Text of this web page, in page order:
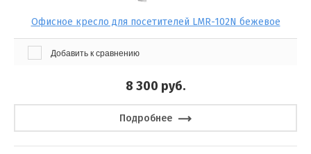
Офисное кресло для посетителей LMR-102N бежевое
Добавить к сравнению
8 300 руб.
Подробнее